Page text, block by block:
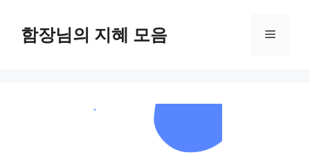
함장님의 지혜 모음 메